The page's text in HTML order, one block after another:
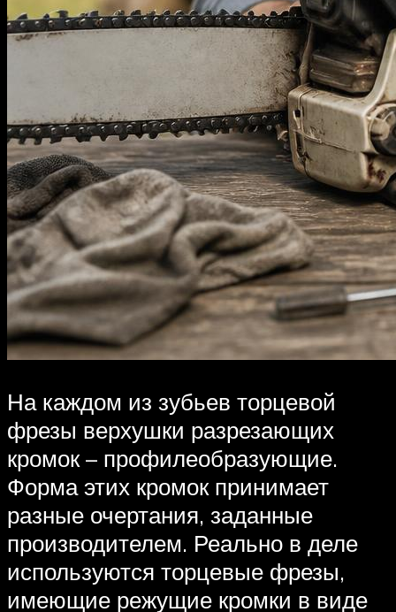
На каждом из зубьев торцевой
фрезы верхушки разрезающих
кромок – профилеобразующие.
Форма этих кромок принимает
разные очертания, заданные
производителем. Реально в деле
используются торцевые фрезы,
имеющие режущие кромки в виде